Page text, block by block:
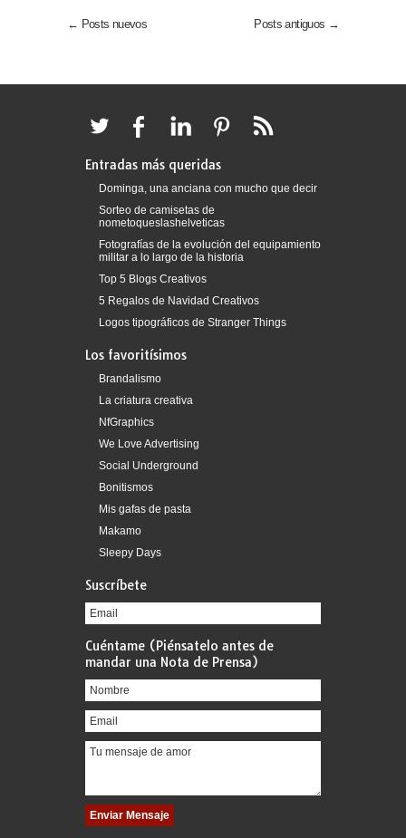
← Posts nuevos Posts antiguos →
Entradas más queridas
Dominga, una anciana con mucho que decir
Sorteo de camisetas de
nometoqueslashelveticas
Fotografías de la evolución del equipamiento
militar a lo largo de la historia
Top 5 Blogs Creativos
5 Regalos de Navidad Creativos
Logos tipográficos de Stranger Things
Los favoritísimos
Brandalismo
La criatura creativa
NfGraphics
We Love Advertising
Social Underground
Bonitismos
Mis gafas de pasta
Makamo
Sleepy Days
Suscríbete
Cuéntame (Piénsatelo antes de
mandar una Nota de Prensa)